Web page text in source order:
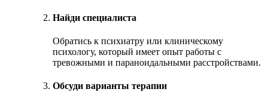
Найди специалиста
Обратись к психиатру или клиническому
психологу, который имеет опыт работы с
тревожными и параноидальными расстройствами.
Обсуди варианты терапии